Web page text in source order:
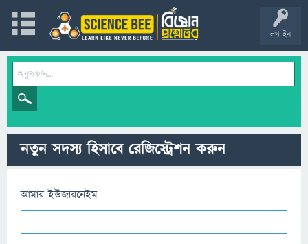
লগ ইন
নতুন সদস্য হিসাবে রেজিস্ট্রেশন করুন
আমার ইউজারনেইম